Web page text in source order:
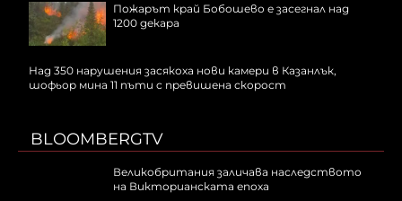
Пожарът край Бобошево е засегнал над
1200 декара
Над 350 нарушения засякоха нови камери в Казанлък,
шофьор мина 11 пъти с превишена скорост
BLOOMBERGTV
Великобритания заличава наследството
на Викторианската епоха